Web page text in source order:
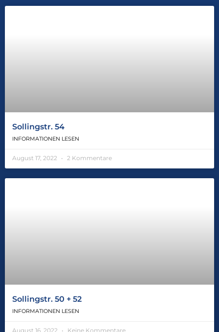
Sollingstr. 54
INFORMATIONEN LESEN
August 17, 2022 2 Kommentare
Sollingstr. 50 + 52
INFORMATIONEN LESEN
August 16, 2022 Keine Kommentare